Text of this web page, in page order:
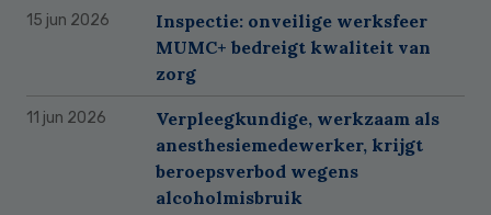
15 jun 2026
Inspectie: onveilige werksfeer
MUMC+ bedreigt kwaliteit van
zorg
11 jun 2026
Verpleegkundige, werkzaam als
anesthesiemedewerker, krijgt
beroepsverbod wegens
alcoholmisbruik